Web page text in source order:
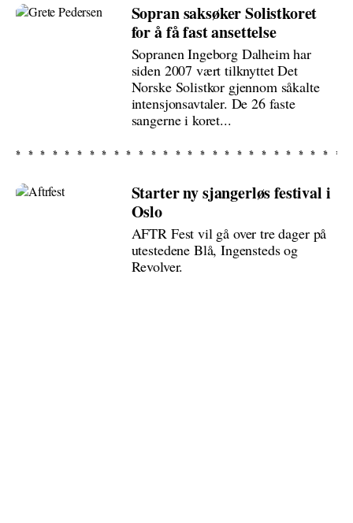
Sopran saksøker Solistkoret
for å få fast ansettelse
Sopranen Ingeborg Dalheim har
siden 2007 vært tilknyttet Det
Norske Solistkor gjennom såkalte
intensjonsavtaler. De 26 faste
sangerne i koret...
Starter ny sjangerløs festival i
Oslo
AFTR Fest vil gå over tre dager på
utestedene Blå, Ingensteds og
Revolver.